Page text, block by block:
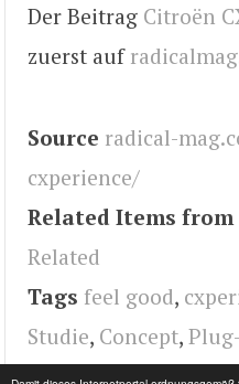
Der Beitrag Citroën
zuerst auf radicalmag
Source radical-
cxperience/
Related Items from
Related
Tags feel good,
Studie, Concept,
www.radical-